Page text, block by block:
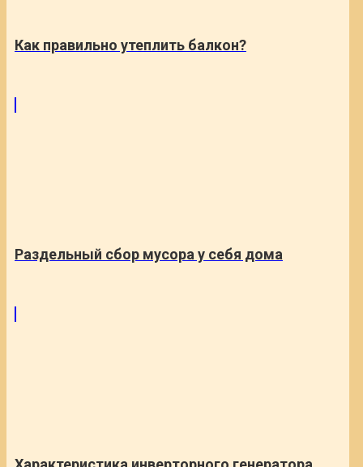
Как правильно утеплить балкон?
Раздельный сбор мусора у себя дома